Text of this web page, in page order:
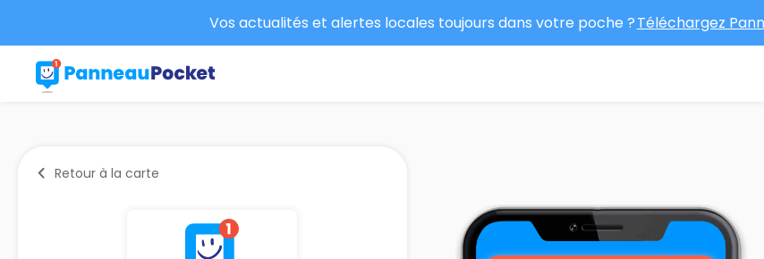
Vos actualités et alertes locales toujours dans votre poche ?Téléchargez
Retour à la carte